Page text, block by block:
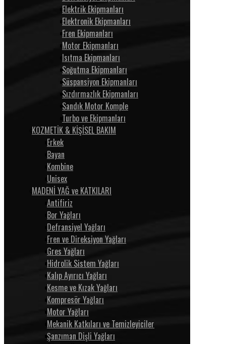
Elektrik Ekipmanları
Elektronik Ekipmanları
Fren Ekipmanları
Motor Ekipmanları
Isıtma Ekipmanları
Soğutma Ekipmanları
Süspansiyon Ekipmanları
Sızdırmazlık Ekipmanları
Sandık Motor Komple
Turbo ve Ekipmanları
KOZMETİK & KİŞİSEL BAKIM
Erkek
Bayan
Kombine
Unisex
MADENİ YAĞ ve KATKILARI
Antifiriz
Bor Yağları
Defransiyel Yağları
Fren ve Direksiyon Yağları
Gres Yağları
Hidrolik Sistem Yağları
Kalıp Ayırıcı Yağları
Kesme ve Kızak Yağları
Kompresör Yağları
Motor Yağları
Mekanik Katkıları ve Temizleyiciler
Şanzıman Dişli Yağları